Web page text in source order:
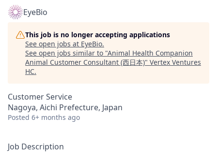
EyeBio
This job is no longer accepting applications
See open jobs at EyeBio.
See open jobs similar to "Animal Health Companion
Animal Customer Consultant (西日本)" Vertex Ventures
HC.
Customer Service
Nagoya, Aichi Prefecture, Japan
Posted 6+ months ago
Job Description